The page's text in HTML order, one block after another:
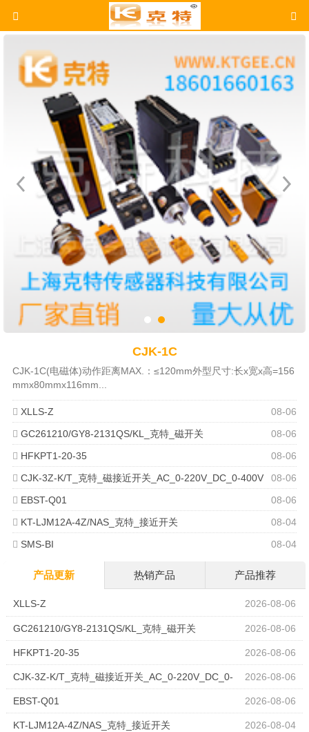
CJK-1C
CJK-1C(电磁体)动作距离MAX.：≤120mm外型尺寸:长x宽x高=156
mmx80mmx116mm...
08-06
XLLS-Z
08-06
GC261210/GY8-2131QS/KL_克特_磁开关
08-06
HFKPT1-20-35
08-06
CJK-3Z-K/T_克特_磁接近开关_AC_0-220V_DC_0-400V
08-06
EBST-Q01
08-04
KT-LJM12A-4Z/NAS_克特_接近开关
08-04
SMS-BI
产品更新 热销产品 产品推荐
2026-08-06
XLLS-Z
2026-08-06
GC261210/GY8-2131QS/KL_克特_磁开关
2026-08-06
HFKPT1-20-35
2026-08-06
CJK-3Z-K/T_克特_磁接近开关_AC_0-220V_DC_0-
400V 2026-08-06
EBST-Q01
2026-08-04
KT-LJM12A-4Z/NAS_克特_接近开关